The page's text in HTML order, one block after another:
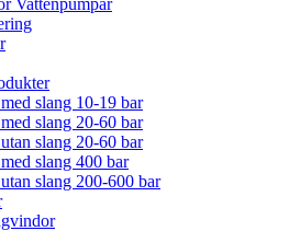
Vattenpumpar
slang 10-19 bar
slang 20-60 bar
slang 20-60 bar
slang 400 bar
slang 200-600 bar